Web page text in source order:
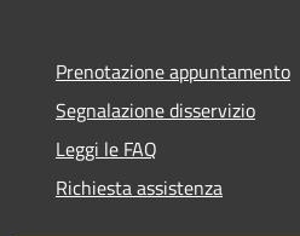
Prenotazione appuntamento
Segnalazione disservizio
Leggi le FAQ
Richiesta assistenza